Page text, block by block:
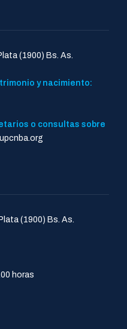
(1900) Bs. As.
y nacimiento:
o consultas sobre
(1900) Bs. As.
horas